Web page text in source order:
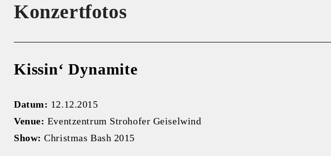
Konzertfotos
Kissin‘ Dynamite
Datum: 12.12.2015
Venue: Eventzentrum Strohofer Geiselwind
Show: Christmas Bash 2015